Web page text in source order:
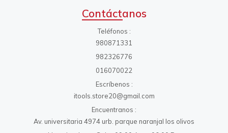
Contáctanos
Teléfonos
980871331
982326776
016070022
Escríbenos
itools.store20@gmail.com
Encuentranos
Av. universitaria 4974 urb. parque naranjal los olivos